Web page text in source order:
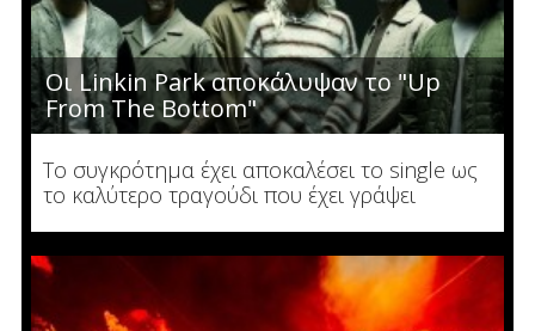
Οι Linkin Park αποκάλυψαν το "Up
From The Bottom"
Το συγκρότημα έχει αποκαλέσει το single ως
το καλύτερο τραγούδι που έχει γράψει